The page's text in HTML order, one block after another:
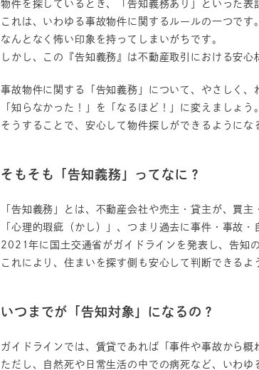
物件を探しているとき、「告知義務あり」といった表
これは、いわゆる事故物件に関するルールの一つです。
なんとなく怖い印象を持ってしまいがちです。
しかし、この『告知義務』は不動産取引における安心
事故物件に関する「告知義務」について、やさしく、
「知らなかった！」を「なるほど！」に変えましょう。
そうすることで、安心して物件探しができるようにな
そもそも「告知義務」ってなに？
「告知義務」とは、不動産会社や売主・貸主が、買
「心理的瑕疵（かし）」、つまり過去に事件・事故
2021年に国土交通省がガイドラインを発表し、告知
これにより、住まいを探す側も安心して判断できるよ
いつまでが「告知対象」になるの？
ガイドラインでは、賃貸であれば「事件や事故から
ただし、自然死や日常生活の中での病死など、いわ